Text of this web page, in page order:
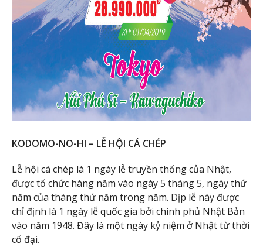
KODOMO-NO-HI – LỄ HỘI CÁ CHÉP
Lễ hội cá chép là 1 ngày lễ truyền thống của Nhật,
được tổ chức hàng năm vào ngày 5 tháng 5, ngày thứ
năm của tháng thứ năm trong năm. Dịp lễ này được
chỉ định là 1 ngày lễ quốc gia bởi chính phủ Nhật Bản
vào năm 1948. Đây là một ngày kỷ niệm ở Nhật từ thời
cổ đại.